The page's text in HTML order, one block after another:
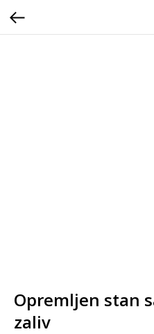
Opremljen stan
zaliv